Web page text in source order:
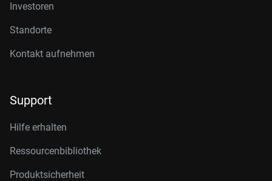
Investoren
Standorte
Kontakt aufnehmen
Support
Hilfe erhalten
Ressourcenbibliothek
Produktsicherheit